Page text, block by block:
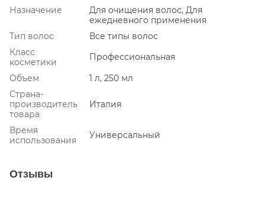
Назначение
Для очищения волос, Для
ежедневного применения
Тип волос
Все типы волос
Класс
косметики
Профессиональная
Объем
1 л, 250 мл
Страна-
производитель
товара
Италия
Время
использования
Универсальный
Отзывы